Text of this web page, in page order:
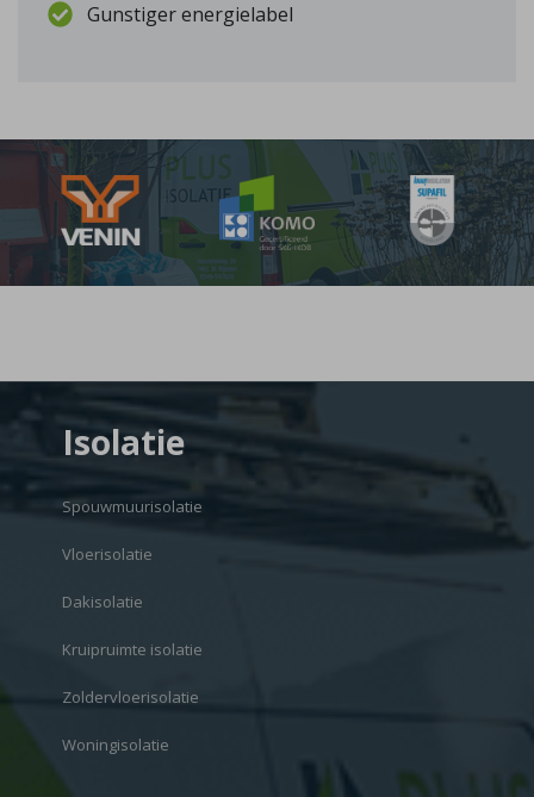
Gunstiger energielabel
Isolatie
Spouwmuurisolatie
Vloerisolatie
Dakisolatie
Kruipruimte isolatie
Zoldervloerisolatie
Woningisolatie